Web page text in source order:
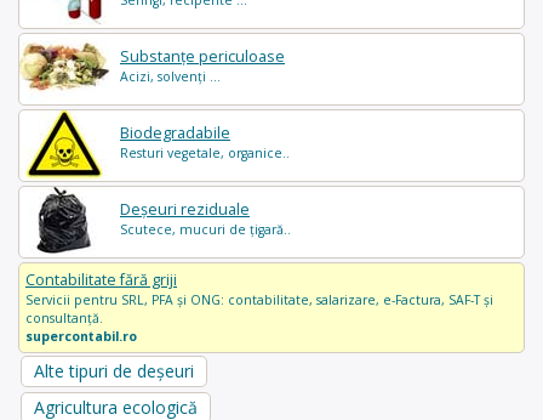
Substanțe periculoase
Acizi, solvenți ...
Biodegradabile
Resturi vegetale, organice..
Deșeuri reziduale
Scutece, mucuri de țigară..
Contabilitate fără griji
Servicii pentru SRL, PFA și ONG: contabilitate, salarizare, e-Factura, SAF-T și
consultanță.
supercontabil.ro
Alte tipuri de deșeuri
Agricultura ecologică